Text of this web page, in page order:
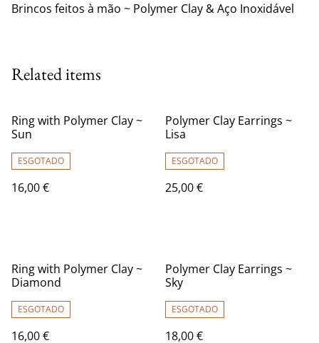
Brincos feitos à mão ~ Polymer Clay & Aço Inoxidável
Related items
Ring with Polymer Clay ~
Sun
ESGOTADO
16,00 €
Polymer Clay Earrings ~
Lisa
ESGOTADO
25,00 €
Ring with Polymer Clay ~
Diamond
ESGOTADO
16,00 €
Polymer Clay Earrings ~
Sky
ESGOTADO
18,00 €